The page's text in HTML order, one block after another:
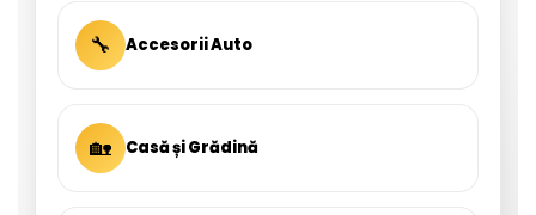
🔧 Accesorii Auto
🏡 Casă și Grădină